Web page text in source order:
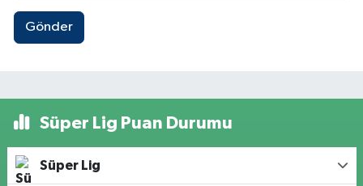
Gönder
Süper Lig Puan Durumu
Süper Lig